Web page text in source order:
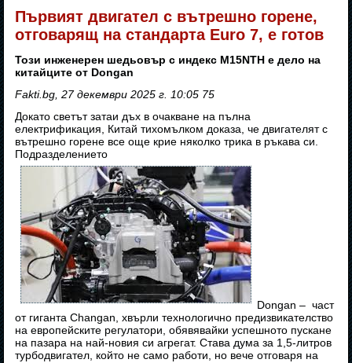
Първият двигател с вътрешно горене,
отговарящ на стандарта Euro 7, е готов
Този инженерен шедьовър с индекс M15NTH е дело на
китайците от Dongan
Fakti.bg, 27 декември 2025 г. 10:05 75
Докато светът затаи дъх в очакване на пълна
електрификация, Китай тихомълком доказа, че двигателят с
вътрешно горене все още крие няколко трика в ръкава си.
Подразделението
Dongan – част
от гиганта Changan, хвърли технологично предизвикателство
на европейските регулатори, обявявайки успешното пускане
на пазара на най-новия си агрегат. Става дума за 1,5-литров
турбодвигател, който не само работи, но вече отговаря на